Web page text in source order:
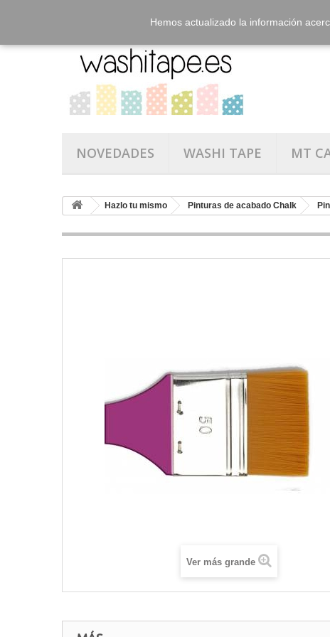
NOVEDADES WASHI TAPE MT
Hazlo tu mismo Pinturas de acabado Chalk
Ver más grande
Hemos actualizado la información